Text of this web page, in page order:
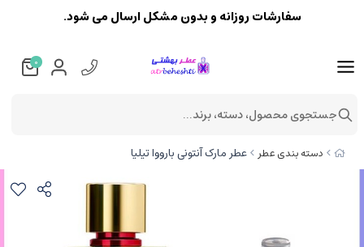
دسته بندی عطر عطر مارک آنتونی بارووا تیلیا
سفارشات روزانه و بدون مشکل ارسال می شود.
0
جستجوی محصول، دسته، برند...